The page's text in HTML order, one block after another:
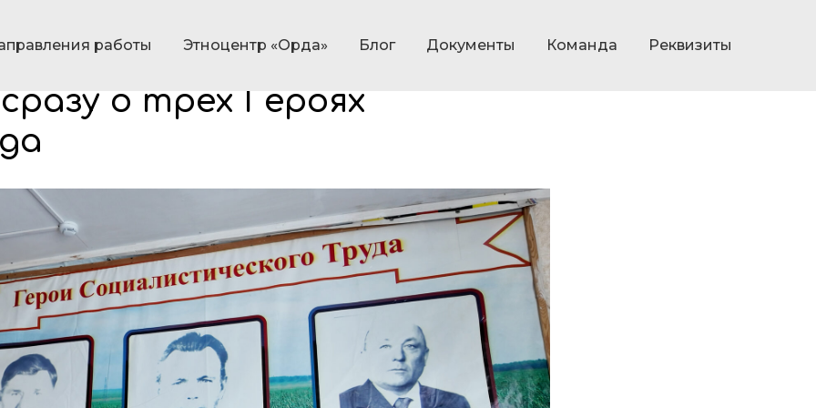
работы Этноцентр «Орда» Блог Документы Команда Реквизиты
районе прошли съемки
о трех Героях